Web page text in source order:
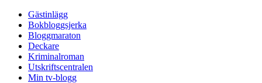
Gästinlägg
Bokbloggsjerka
Bloggmaraton
Deckare
Kriminalroman
Utskriftscentralen
Min tv-blogg